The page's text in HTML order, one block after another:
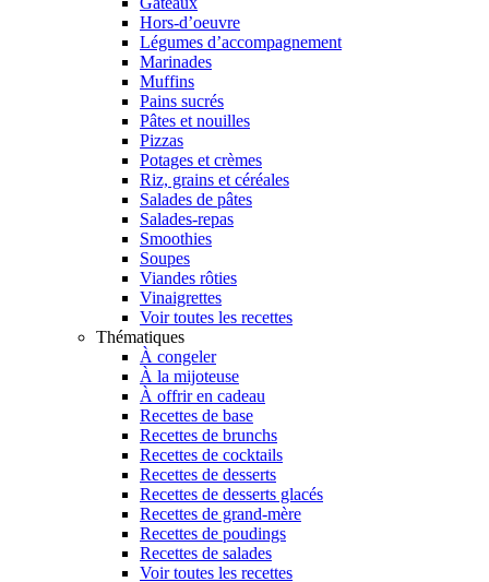
Hors-d’oeuvre
Légumes d’accompagnement
Marinades
Muffins
Pains sucrés
Pâtes et nouilles
Pizzas
Potages et crèmes
Riz, grains et céréales
Salades de pâtes
Salades-repas
Smoothies
Soupes
Viandes rôties
Vinaigrettes
Voir toutes les recettes
Thématiques
À congeler
À la mijoteuse
À offrir en cadeau
Recettes de base
Recettes de brunchs
Recettes de cocktails
Recettes de desserts
Recettes de desserts glacés
Recettes de grand-mère
Recettes de poudings
Recettes de salades
Voir toutes les recettes